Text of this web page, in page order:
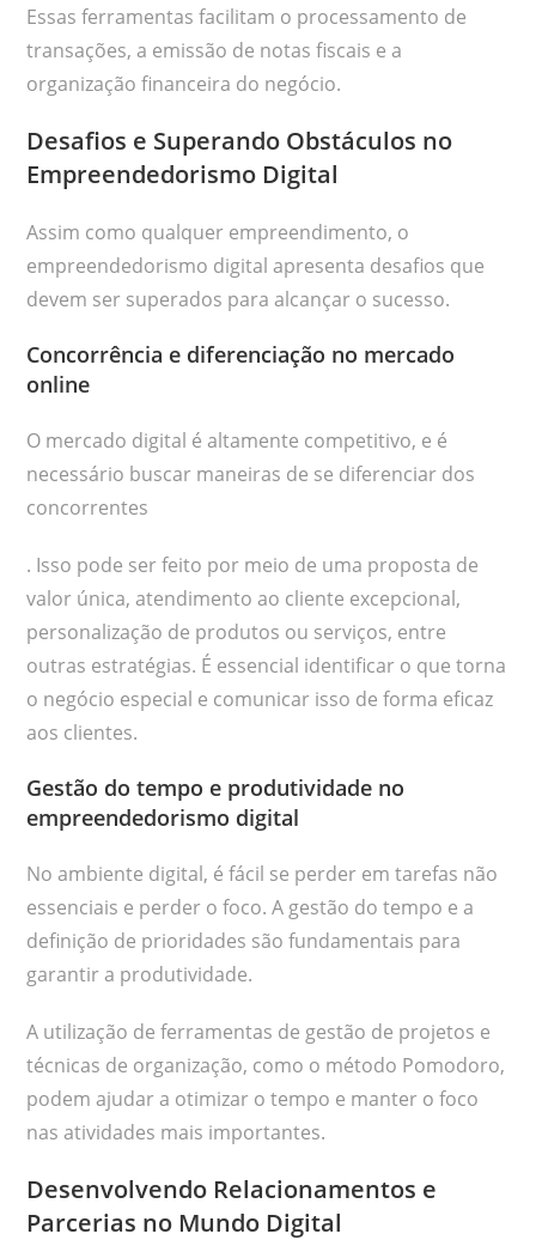
Essas ferramentas facilitam o processamento de
transações, a emissão de notas fiscais e a
organização financeira do negócio.
Desafios e Superando Obstáculos no
Empreendedorismo Digital
Assim como qualquer empreendimento, o
empreendedorismo digital apresenta desafios que
devem ser superados para alcançar o sucesso.
Concorrência e diferenciação no mercado
online
O mercado digital é altamente competitivo, e é
necessário buscar maneiras de se diferenciar dos
concorrentes
. Isso pode ser feito por meio de uma proposta de
valor única, atendimento ao cliente excepcional,
personalização de produtos ou serviços, entre
outras estratégias. É essencial identificar o que torna
o negócio especial e comunicar isso de forma eficaz
aos clientes.
Gestão do tempo e produtividade no
empreendedorismo digital
No ambiente digital, é fácil se perder em tarefas não
essenciais e perder o foco. A gestão do tempo e a
definição de prioridades são fundamentais para
garantir a produtividade.
A utilização de ferramentas de gestão de projetos e
técnicas de organização, como o método Pomodoro,
podem ajudar a otimizar o tempo e manter o foco
nas atividades mais importantes.
Desenvolvendo Relacionamentos e
Parcerias no Mundo Digital